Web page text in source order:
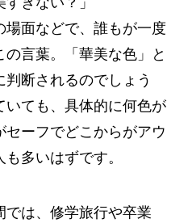
面などで、誰もが一度
言葉。「華美な色」と
断されるのでしょう
いても、具体的に何色が
ーフでどこからがアウ
多いはずです。
は、修学旅行や卒業